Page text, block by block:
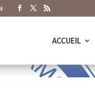
=
ACCUEIL